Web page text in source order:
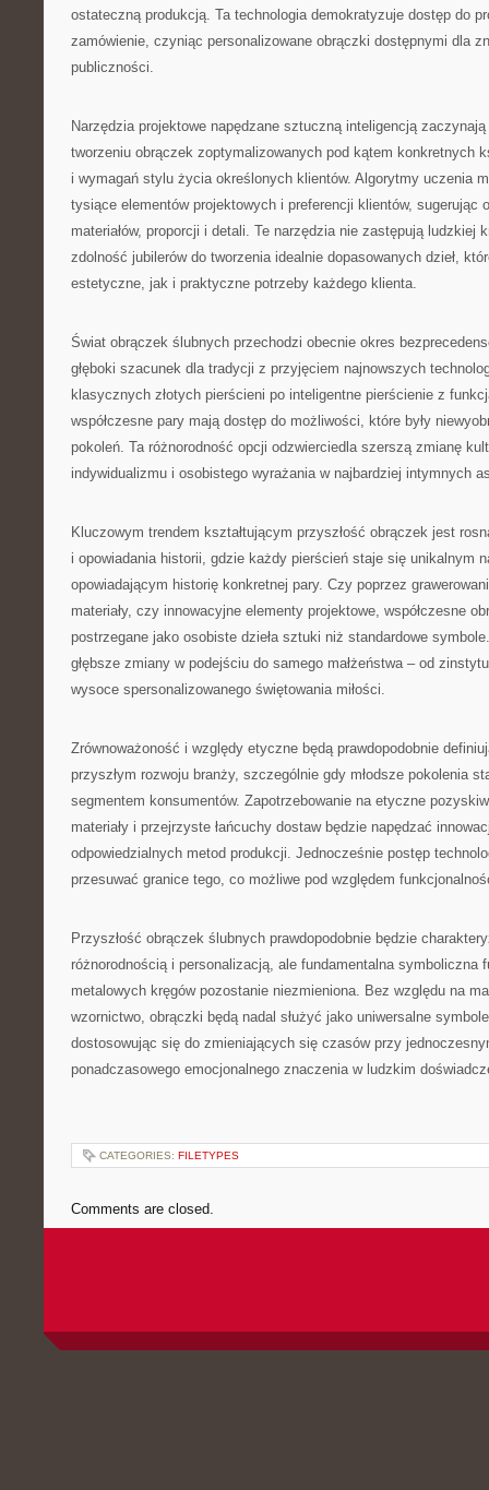
ostateczną produkcją. Ta technologia demokratyzuje dostęp do
zamówienie, czyniąc personalizowane obrączki dostępnymi dla
publiczności.
Narzędzia projektowe napędzane sztuczną inteligencją
tworzeniu obrączek zoptymalizowanych pod kątem konkretnych
i wymagań stylu życia określonych klientów. Algorytmy uczenia
tysiące elementów projektowych i preferencji klientów, sugerując
materiałów, proporcji i detali. Te narzędzia nie zastępują ludzkiej
zdolność jubilerów do tworzenia idealnie dopasowanych dzieł,
estetyczne, jak i praktyczne potrzeby każdego klienta.
Świat obrączek ślubnych przechodzi obecnie okres
głęboki szacunek dla tradycji z przyjęciem najnowszych
klasycznych złotych pierścieni po inteligentne pierścienie z
współczesne pary mają dostęp do możliwości, które były
pokoleń. Ta różnorodność opcji odzwierciedla szerszą zmianę
indywidualizmu i osobistego wyrażania w najbardziej intymnych
Kluczowym trendem kształtującym przyszłość obrączek jest
i opowiadania historii, gdzie każdy pierścień staje się unikalnym
opowiadającym historię konkretnej pary. Czy poprzez
materiały, czy innowacyjne elementy projektowe, współczesne
postrzegane jako osobiste dzieła sztuki niż standardowe
głębsze zmiany w podejściu do samego małżeństwa – od
wysoce spersonalizowanego świętowania miłości.
Zrównoważoność i względy etyczne będą prawdopodobnie
przyszłym rozwoju branży, szczególnie gdy młodsze pokolenia
segmentem konsumentów. Zapotrzebowanie na etyczne
materiały i przejrzyste łańcuchy dostaw będzie napędzać
odpowiedzialnych metod produkcji. Jednocześnie postęp
przesuwać granice tego, co możliwe pod względem
Przyszłość obrączek ślubnych prawdopodobnie będzie
różnorodnością i personalizacją, ale fundamentalna symboliczna
metalowych kręgów pozostanie niezmieniona. Bez względu na
wzornictwo, obrączki będą nadal służyć jako uniwersalne
dostosowując się do zmieniających się czasów przy
ponadczasowego emocjonalnego znaczenia w ludzkim
CATEGORIES: FILETYPES
Comments are closed.